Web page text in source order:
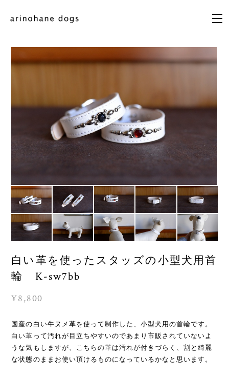
白い革を使ったスタッズの小型犬用首
輪 K-sw7bb
¥8,800
国産の白い牛ヌメ革を使って制作した、小型犬用の首輪です。
白い革って汚れが目立ちやすいのであまり市販されていないよ
うな気もしますが、こちらの革は汚れが付きづらく、割と綺麗
な状態のままお使い頂けるものになっているかなと思います。